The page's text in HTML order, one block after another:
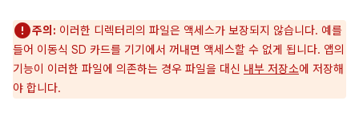
주의: 이러한 디렉터리의 파일은 액세스가 보장되지 않습니다. 예를
들어 이동식 SD 카드를 기기에서 꺼내면 액세스할 수 없게 됩니다. 앱의
기능이 이러한 파일에 의존하는 경우 파일을 대신 내부 저장소에 저장해
야 합니다.